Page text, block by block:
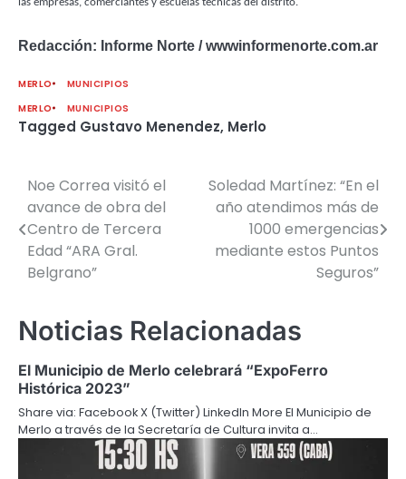
Redacción: Informe Norte / wwwinformenorte.com.ar
MERLO
MUNICIPIOS
MERLO
MUNICIPIOS
Tagged Gustavo Menendez, Merlo
Navegación
de
entradas
Noe Correa visitó el
avance de obra del
Centro de Tercera
Edad “ARA Gral.
Belgrano”
Soledad Martínez: “En el
año atendimos más de
1000 emergencias
mediante estos Puntos
Seguros”
Noticias Relacionadas
El Municipio de Merlo celebrará “ExpoFerro
Histórica 2023”
Share via: Facebook X (Twitter) LinkedIn More El Municipio de
Merlo a través de la Secretaría de Cultura invita a…